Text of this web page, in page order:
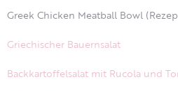
Greek Chicken Meatball Bowl
Griechischer Bauernsalat
Backkartoffelsalat mit Rucola und